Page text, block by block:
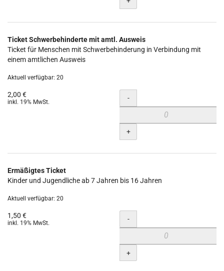
Ticket Schwerbehinderte mit amtl. Ausweis
Ticket für Menschen mit Schwerbehinderung in Verbindung mit
einem amtlichen Ausweis
Aktuell verfügbar: 20
2,00 €
inkl. 19% MwSt. Menge
-
+
Ermäßigtes Ticket
Kinder und Jugendliche ab 7 Jahren bis 16 Jahren
Aktuell verfügbar: 20
1,50 €
inkl. 19% MwSt. Menge
-
+